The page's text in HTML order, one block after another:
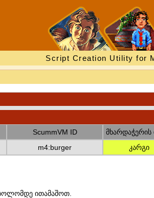
Script Creation Utility for
ScummVM ID
m4:burger კარგი
ითამაშოთ.